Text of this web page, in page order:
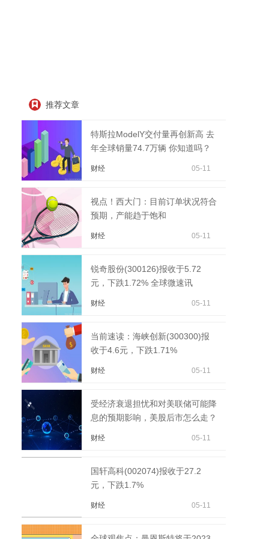
推荐文章
特斯拉ModelY交付量再创新高 去
年全球销量74.7万辆 你知道吗？
财经 05-11
视点！西大门：目前订单状况符合
预期，产能趋于饱和
财经 05-11
锐奇股份(300126)报收于5.72
元，下跌1.72% 全球微速讯
财经 05-11
当前速读：海峡创新(300300)报
收于4.6元，下跌1.71%
财经 05-11
受经济衰退担忧和对美联储可能降
息的预期影响，美股后市怎么走？
财经 05-11
国轩高科(002074)报收于27.2
元，下跌1.7%
财经 05-11